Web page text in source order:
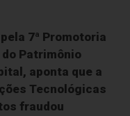
7ª Promotoria
Patrimônio
aponta que a
Tecnológicas
fraudou